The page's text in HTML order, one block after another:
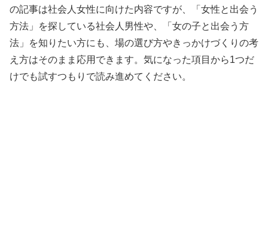
の記事は社会人女性に向けた内容ですが、「女性と出会う
方法」を探している社会人男性や、「女の子と出会う方
法」を知りたい方にも、場の選び方やきっかけづくりの考
え方はそのまま応用できます。気になった項目から1つだ
けでも試すつもりで読み進めてください。